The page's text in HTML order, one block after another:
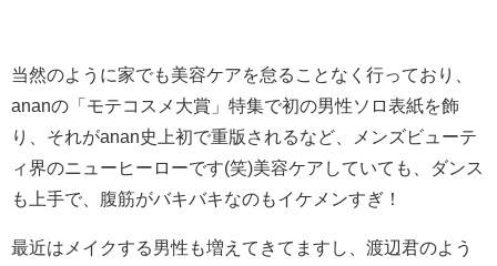
当然のように家でも美容ケアを怠ることなく行っており、
ananの「モテコスメ大賞」特集で初の男性ソロ表紙を飾
り、それがanan史上初で重版されるなど、メンズビューテ
ィ界のニューヒーローです(笑)美容ケアしていても、ダンス
も上手で、腹筋がバキバキなのもイケメンすぎ！
最近はメイクする男性も増えてきてますし、渡辺君のよう